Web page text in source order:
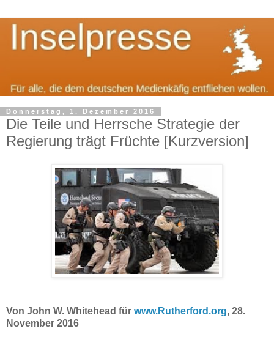
Donnerstag, 1. Dezember 2016
Die Teile und Herrsche Strategie der
Regierung trägt Früchte [Kurzversion]
Von John W. Whitehead für www.Rutherford.org, 28.
November 2016